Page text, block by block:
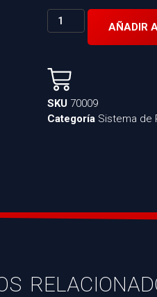
AÑADIR
SKU 70009
Categoría Sistema de